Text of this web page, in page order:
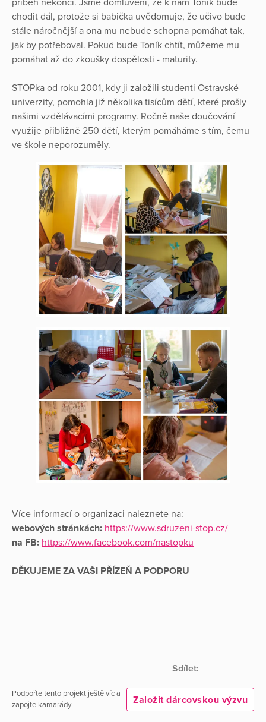
příběh nekončí. Jsme domluveni, že k nám Toník bude
chodit dál, protože si babička uvědomuje, že učivo bude
stále náročnější a ona mu nebude schopna pomáhat tak,
jak by potřeboval. Pokud bude Toník chtít, můžeme mu
pomáhat až do zkoušky dospělosti - maturity.
STOPka od roku 2001, kdy ji založili studenti Ostravské
univerzity, pomohla již několika tisícům dětí, které prošly
našimi vzdělávacími programy. Ročně naše doučování
využije přibližně 250 dětí, kterým pomáháme s tím, čemu
ve škole neporozuměly.
Více informací o organizaci naleznete na:
webových stránkách: https://www.sdruzeni-stop.cz/
na FB: https://www.facebook.com/nastopku
DĚKUJEME ZA VAŠI PŘÍZEŇ A PODPORU
Sdílet:
Podpořte tento projekt ještě víc a
zapojte kamarády
Založit dárcovskou výzvu